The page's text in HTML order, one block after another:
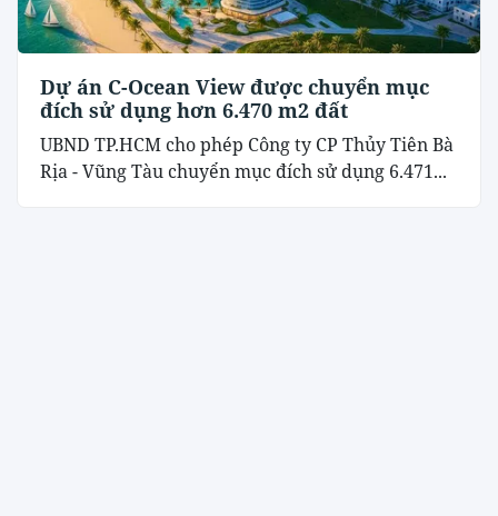
Dự án C-Ocean View được chuyển mục
đích sử dụng hơn 6.470 m2 đất
UBND TP.HCM cho phép Công ty CP Thủy Tiên Bà
Rịa - Vũng Tàu chuyển mục đích sử dụng 6.471...